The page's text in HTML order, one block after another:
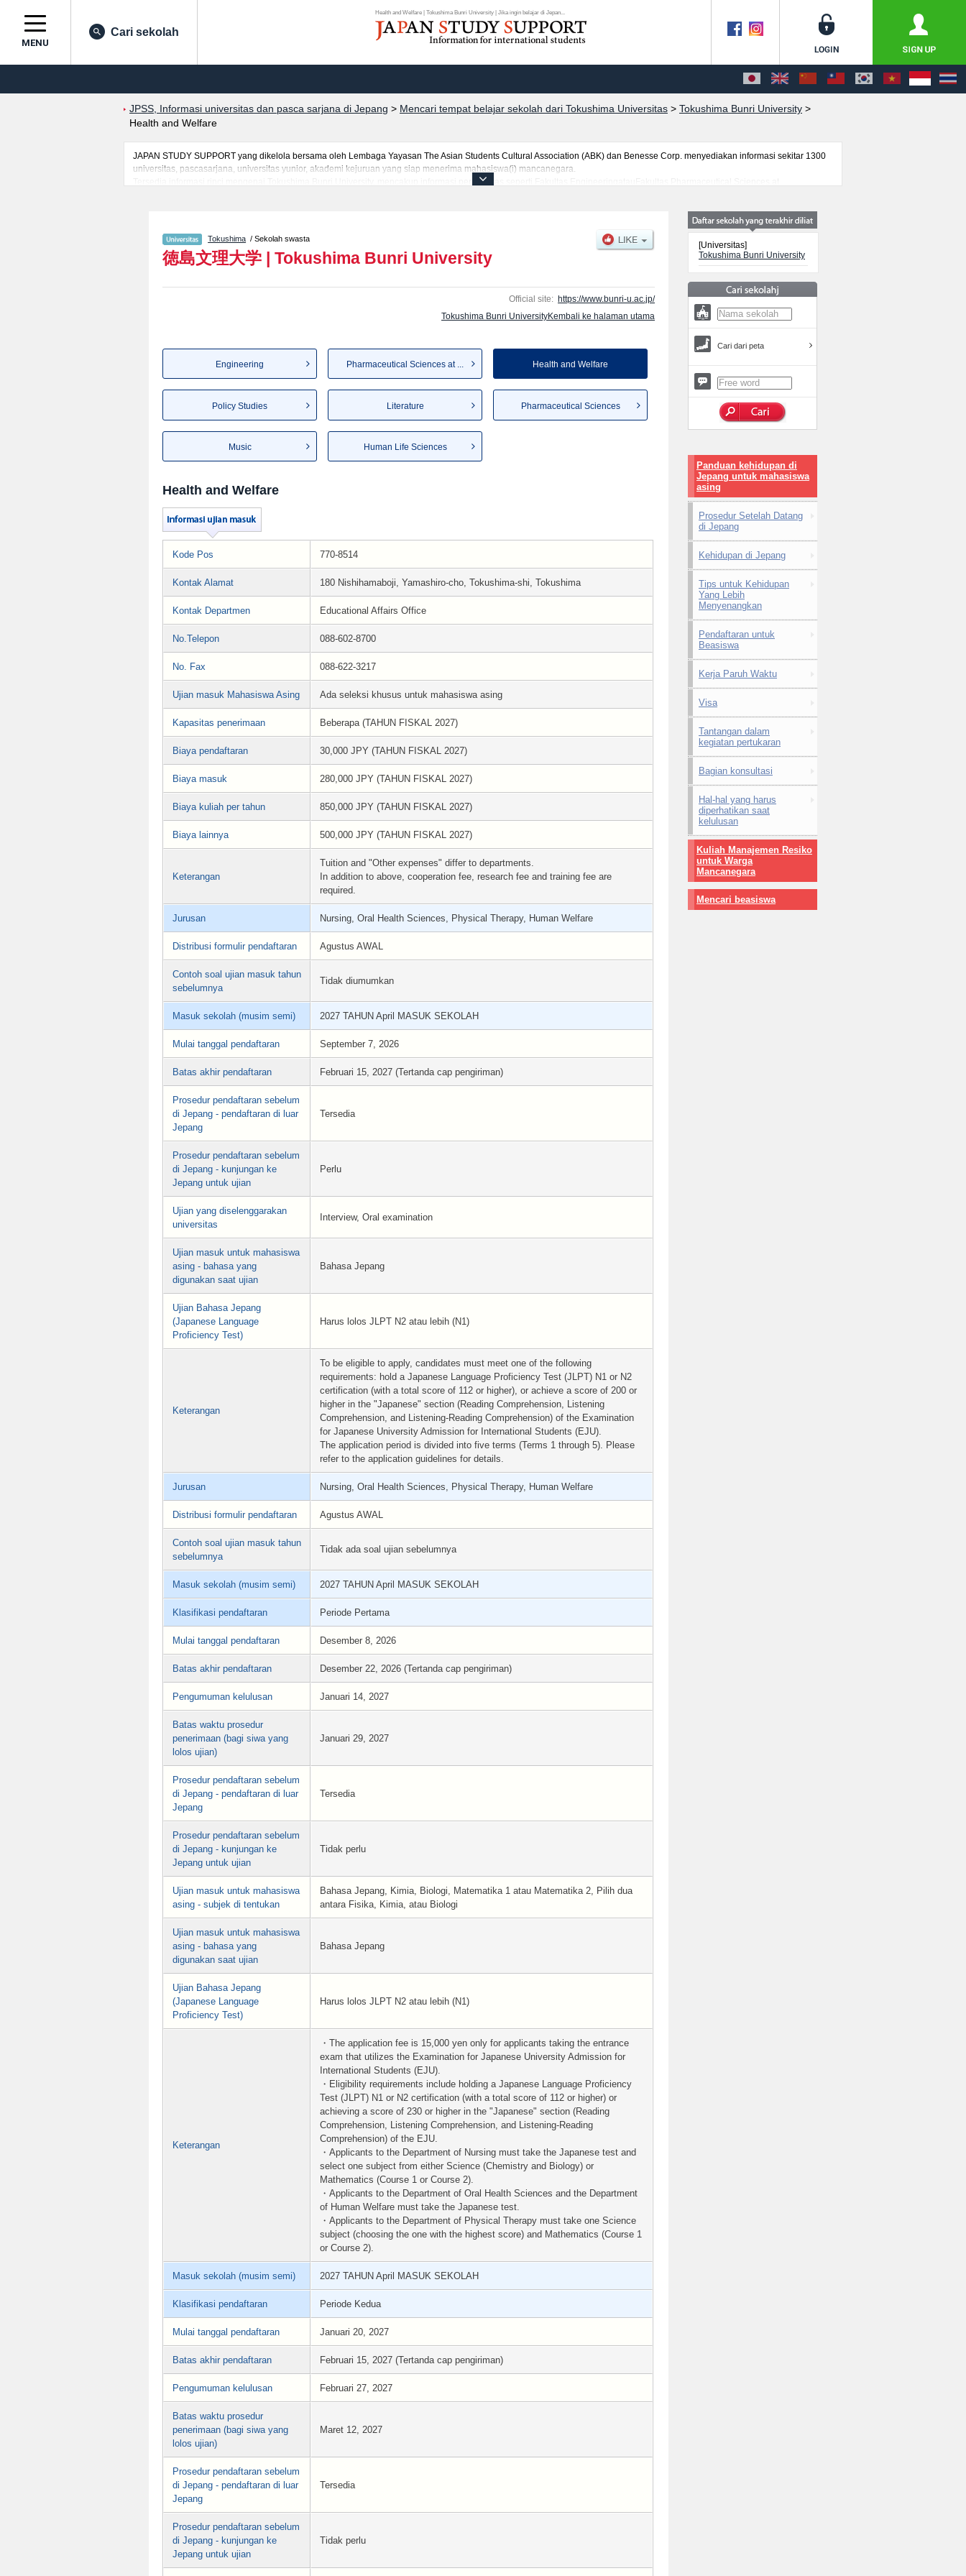
Health and Welfare | Tokushima Bunri University | Jika ingin belajar di Jepan...
MENU
Cari sekolah
JPSS, Informasi universitas dan pasca sarjana di Jepang > Mencari tempat belajar sekolah dari Tokushima Universitas > Tokushima Bunri University >
Health and Welfare
JAPAN STUDY SUPPORT yang dikelola bersama oleh Lembaga Yayasan The Asian Students Cultural Association (ABK) dan Benesse Corp. menyediakan informasi sekitar 1300
universitas, pascasarjana, universitas yunior, akademi kejuruan yang siap menerima mahasiswa(i) mancanegara.
Tersedia informasi rinci mengenai Tokushima Bunri University, mencakup informasi per fakultas seperti Fakultas EngineeringatauFakultas Pharmaceutical Sciences at
Tokushima / Sekolah swasta
徳島文理大学 | Tokushima Bunri University
Official site: https://www.bunri-u.ac.jp/
Tokushima Bunri UniversityKembali ke halaman utama
Engineering Pharmaceutical Sciences at ... Health and Welfare
Policy Studies Literature Pharmaceutical Sciences
Music Human Life Sciences
Health and Welfare
Kode Pos 770-8514
Kontak Alamat 180 Nishihamaboji, Yamashiro-cho, Tokushima-shi, Tokushima
Kontak Departmen Educational Affairs Office
No.Telepon 088-602-8700
No. Fax 088-622-3217
Ujian masuk Mahasiswa Asing Ada seleksi khusus untuk mahasiswa asing
Kapasitas penerimaan Beberapa (TAHUN FISKAL 2027)
Biaya pendaftaran 30,000 JPY (TAHUN FISKAL 2027)
Biaya masuk 280,000 JPY (TAHUN FISKAL 2027)
Biaya kuliah per tahun 850,000 JPY (TAHUN FISKAL 2027)
Biaya lainnya 500,000 JPY (TAHUN FISKAL 2027)
Keterangan
Tuition and "Other expenses" differ to departments.
In addition to above, cooperation fee, research fee and training fee are
required.
Jurusan Nursing, Oral Health Sciences, Physical Therapy, Human Welfare
Distribusi formulir pendaftaran Agustus AWAL
Contoh soal ujian masuk tahun
sebelumnya
Tidak diumumkan
Masuk sekolah (musim semi) 2027 TAHUN April MASUK SEKOLAH
Mulai tanggal pendaftaran September 7, 2026
Batas akhir pendaftaran Februari 15, 2027 (Tertanda cap pengiriman)
Prosedur pendaftaran sebelum
di Jepang - pendaftaran di luar
Jepang
Tersedia
Prosedur pendaftaran sebelum
di Jepang - kunjungan ke
Jepang untuk ujian
Perlu
Ujian yang diselenggarakan
universitas
Interview, Oral examination
Ujian masuk untuk mahasiswa
asing - bahasa yang
digunakan saat ujian
Bahasa Jepang
Ujian Bahasa Jepang
(Japanese Language
Proficiency Test)
Harus lolos JLPT N2 atau lebih (N1)
Keterangan
To be eligible to apply, candidates must meet one of the following
requirements: hold a Japanese Language Proficiency Test (JLPT) N1 or N2
certification (with a total score of 112 or higher), or achieve a score of 200 or
higher in the "Japanese" section (Reading Comprehension, Listening
Comprehension, and Listening-Reading Comprehension) of the Examination
for Japanese University Admission for International Students (EJU).
The application period is divided into five terms (Terms 1 through 5). Please
refer to the application guidelines for details.
Jurusan Nursing, Oral Health Sciences, Physical Therapy, Human Welfare
Distribusi formulir pendaftaran Agustus AWAL
Contoh soal ujian masuk tahun
sebelumnya
Tidak ada soal ujian sebelumnya
Masuk sekolah (musim semi) 2027 TAHUN April MASUK SEKOLAH
Klasifikasi pendaftaran Periode Pertama
Mulai tanggal pendaftaran Desember 8, 2026
Batas akhir pendaftaran Desember 22, 2026 (Tertanda cap pengiriman)
Pengumuman kelulusan Januari 14, 2027
Batas waktu prosedur
penerimaan (bagi siwa yang
lolos ujian)
Januari 29, 2027
Prosedur pendaftaran sebelum
di Jepang - pendaftaran di luar
Jepang
Tersedia
Prosedur pendaftaran sebelum
di Jepang - kunjungan ke
Jepang untuk ujian
Tidak perlu
Ujian masuk untuk mahasiswa
asing - subjek di tentukan
Bahasa Jepang, Kimia, Biologi, Matematika 1 atau Matematika 2, Pilih dua
antara Fisika, Kimia, atau Biologi
Ujian masuk untuk mahasiswa
asing - bahasa yang
digunakan saat ujian
Bahasa Jepang
Ujian Bahasa Jepang
(Japanese Language
Proficiency Test)
Harus lolos JLPT N2 atau lebih (N1)
Keterangan
・The application fee is 15,000 yen only for applicants taking the entrance
exam that utilizes the Examination for Japanese University Admission for
International Students (EJU).
・Eligibility requirements include holding a Japanese Language Proficiency
Test (JLPT) N1 or N2 certification (with a total score of 112 or higher) or
achieving a score of 230 or higher in the "Japanese" section (Reading
Comprehension, Listening Comprehension, and Listening-Reading
Comprehension) of the EJU.
・Applicants to the Department of Nursing must take the Japanese test and
select one subject from either Science (Chemistry and Biology) or
Mathematics (Course 1 or Course 2).
・Applicants to the Department of Oral Health Sciences and the Department
of Human Welfare must take the Japanese test.
・Applicants to the Department of Physical Therapy must take one Science
subject (choosing the one with the highest score) and Mathematics (Course 1
or Course 2).
Masuk sekolah (musim semi) 2027 TAHUN April MASUK SEKOLAH
Klasifikasi pendaftaran Periode Kedua
Mulai tanggal pendaftaran Januari 20, 2027
Batas akhir pendaftaran Februari 15, 2027 (Tertanda cap pengiriman)
Pengumuman kelulusan Februari 27, 2027
Batas waktu prosedur
penerimaan (bagi siwa yang
lolos ujian)
Maret 12, 2027
Prosedur pendaftaran sebelum
di Jepang - pendaftaran di luar
Jepang
Tersedia
Prosedur pendaftaran sebelum
di Jepang - kunjungan ke
Jepang untuk ujian
Tidak perlu
[Universitas]
Tokushima Bunri University
Cari dari peta
Panduan kehidupan di
Jepang untuk mahasiswa
asing
Prosedur Setelah Datang
di Jepang
Kehidupan di Jepang
Tips untuk Kehidupan
Yang Lebih
Menyenangkan
Pendaftaran untuk
Beasiswa
Kerja Paruh Waktu
Visa
Tantangan dalam
kegiatan pertukaran
Bagian konsultasi
Hal-hal yang harus
diperhatikan saat
kelulusan
Kuliah Manajemen Resiko
untuk Warga
Mancanegara
Mencari beasiswa